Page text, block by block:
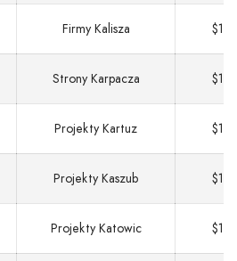
Firmy Kalisza $13
Strony Karpacza $13
Projekty Kartuz $13
Projekty Kaszub $13
Projekty Katowic $13